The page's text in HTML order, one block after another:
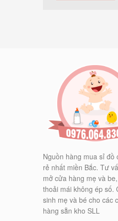
Nguồn hàng mua sỉ đồ
rẻ nhất miền Bắc. Tư
mở cửa hàng mẹ và
thoải mái không ép số.
sinh mẹ và bé cho các
hàng sẵn kho SLL